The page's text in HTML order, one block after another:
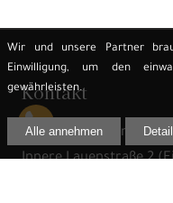
Kontakt
Rechtsanwalt Jens
Innere Lauenstraße 2
Wir und unsere Partner
Einwilligung, um den
gewährleisten.
Alle annehmen